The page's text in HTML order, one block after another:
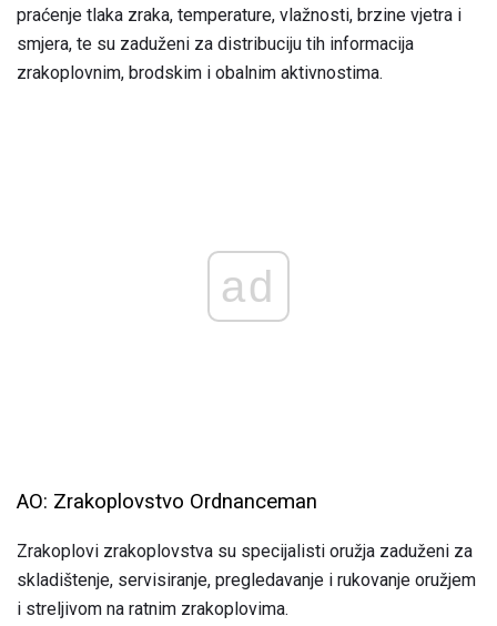
praćenje tlaka zraka, temperature, vlažnosti, brzine vjetra i
smjera, te su zaduženi za distribuciju tih informacija
zrakoplovnim, brodskim i obalnim aktivnostima.
ad
AO: Zrakoplovstvo Ordnanceman
Zrakoplovi zrakoplovstva su specijalisti oružja zaduženi za
skladištenje, servisiranje, pregledavanje i rukovanje oružjem
i streljivom na ratnim zrakoplovima.